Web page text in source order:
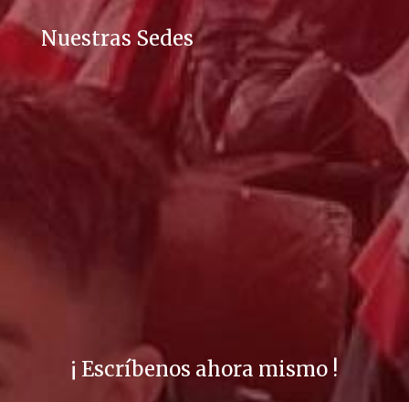
Nuestras Sedes
¡ Escríbenos ahora mismo !